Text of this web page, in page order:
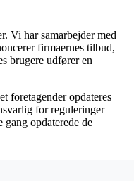
Vi har samarbejder med
firmaernes tilbud,
brugere udfører en
foretagender opdateres
for reguleringer
opdaterede de